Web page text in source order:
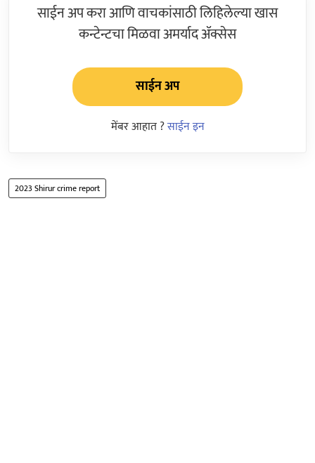
साईन अप करा आणि वाचकांसाठी लिहिलेल्या खास
कन्टेन्टचा मिळवा अमर्याद ॲक्सेस
साईन अप
मेंबर आहात ?साईन इन
2023 Shirur crime report